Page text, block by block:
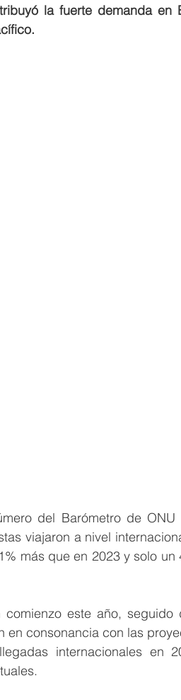
la fuerte demanda en
del Barómetro de ONU
viajaron a nivel
más que en 2023 y solo
este año,
en consonancia con las
internacionales en